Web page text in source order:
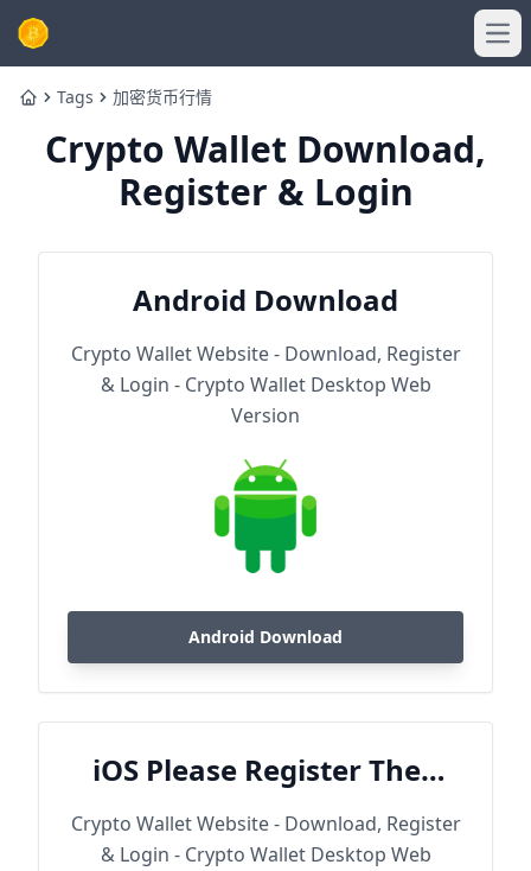
HomeTags 加密货币行情
Crypto Wallet Download,
Register & Login
Android Download
Crypto Wallet Website - Download, Register
& Login - Crypto Wallet Desktop Web
Version
Android Download
iOS Please Register Then
Download
Crypto Wallet Website - Download, Register
& Login - Crypto Wallet Desktop Web